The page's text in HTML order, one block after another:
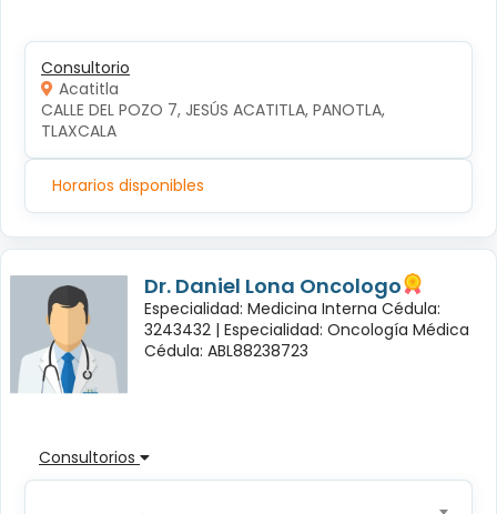
Consultorio
Acatitla
CALLE DEL POZO 7, JESÚS ACATITLA, PANOTLA,
TLAXCALA
Horarios disponibles
Dr. Daniel Lona Oncologo
Especialidad: Medicina Interna Cédula:
3243432 | Especialidad: Oncología Médica
Cédula: ABL88238723
Consultorios